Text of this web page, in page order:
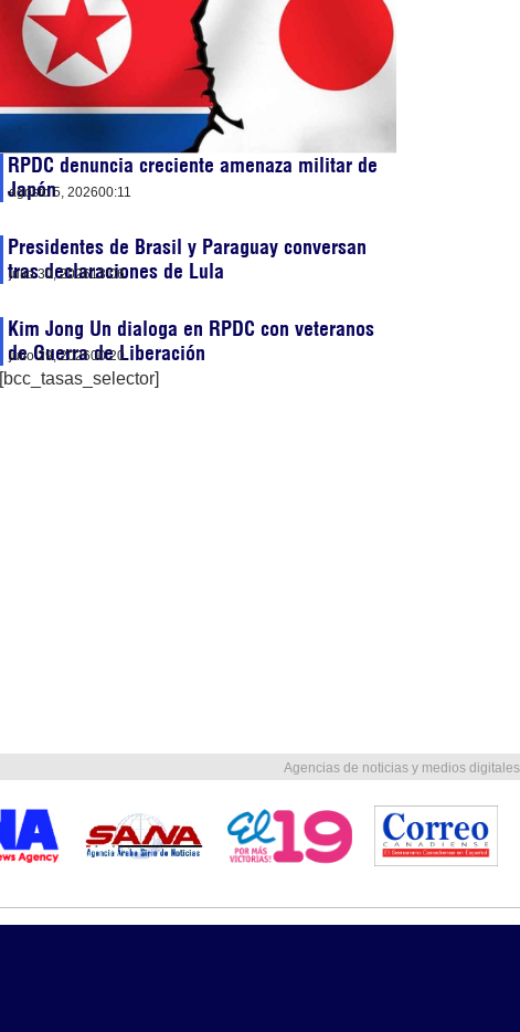
RPDC denuncia creciente amenaza militar de
Japón
agosto 5, 202600:11
Presidentes de Brasil y Paraguay conversan
tras declaraciones de Lula
julio 30, 202613:06
Kim Jong Un dialoga en RPDC con veteranos
de Guerra de Liberación
julio 29, 202600:20
[bcc_tasas_selector]
Agencias de noticias y medios digitales